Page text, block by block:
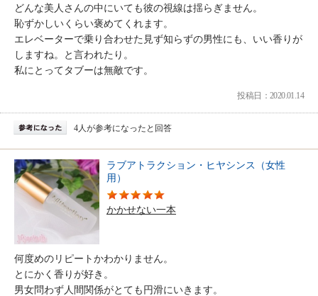
どんな美人さんの中にいても彼の視線は揺らぎません。
恥ずかしいくらい褒めてくれます。
エレベーターで乗り合わせた見ず知らずの男性にも、いい香りが
しますね。と言われたり。
私にとってタブーは無敵です。
投稿日：2020.01.14
4人が参考になったと回答
ラブアトラクション・ヒヤシンス（女性
用）
かかせない一本
何度めのリピートかわかりません。
とにかく香りが好き。
男女問わず人間関係がとても円滑にいきます。